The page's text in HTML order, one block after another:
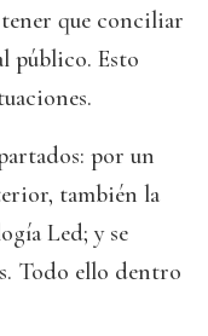
que conciliar
público. Esto
por un
también la
Led; y se
Todo ello dentro